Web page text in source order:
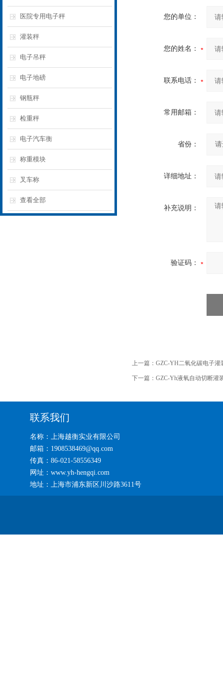
医院专用电子秤
灌装秤
电子吊秤
电子地磅
钢瓶秤
检重秤
电子汽车衡
称重模块
叉车称
查看全部
您的单位：
您的姓名：
联系电话：
常用邮箱：
省份：
详细地址：
补充说明：
验证码：
上一篇： GZC-YH二氧化碳电子灌
下一篇： GZC-Yh液氧自动切断灌
联系我们
名称：上海越衡实业有限公司
邮箱：1908538469@qq.com
传真：86-021-58556349
网址：www.yh-hengqi.com
地址：上海市浦东新区川沙路3611号